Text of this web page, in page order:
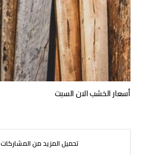
أسعار الخشب الان السبت
تحميل المزيد من المشاركات